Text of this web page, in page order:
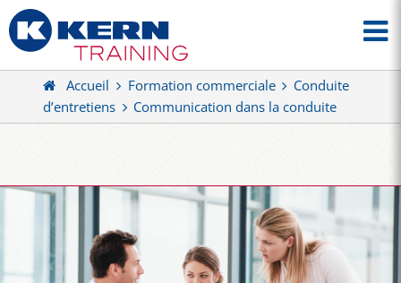
Accueil Formation commerciale
Conduite
d’entretiens
Communication dans la conduite